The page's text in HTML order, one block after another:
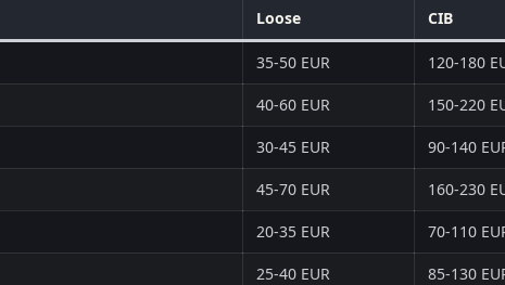
Loose CIB
35-50 EUR 120-180
40-60 EUR 150-220
30-45 EUR 90-140
45-70 EUR 160-230
20-35 EUR 70-110
25-40 EUR 85-130